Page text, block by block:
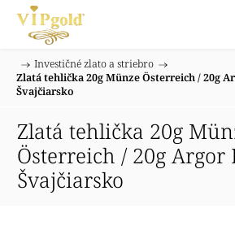
Domov
/ Investičné zlato a striebro /
Zlatá tehlička 20g Münze Österreich / 20g
Švajčiarsko
Zlatá tehlička 20g
Österreich / 20g Argor
Švajčiarsko